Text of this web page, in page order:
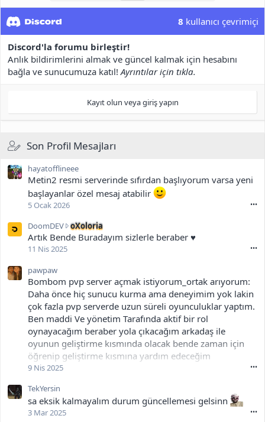
8 kullanıcı çevrimiçi
Discord'la forumu birleştir!
Anlık bildirimlerini almak ve güncel kalmak için hesabını
bağla ve sunucumuza katıl! Ayrıntılar için tıkla.
Kayıt olun veya giriş yapın
Son Profil Mesajları
hayatofflineee
Metin2 resmi serverinde sıfırdan başlıyorum varsa yeni
başlayanlar özel mesaj atabilir
5 Ocak 2026 •••
DoomDEV oXoloriaD
o
E
,
o
X
o
o
d
Artık Bende Buradayım sizlerle beraber ♥
11 Nis 2025 •••
pawpaw
Bombom pvp server açmak istiyorum_ortak arıyorum:
Daha önce hiç sunucu kurma ama deneyimim yok lakin
çok fazla pvp serverde uzun süreli oyunculuklar yaptım.
Ben maddi Ve yönetim Tarafında aktif bir rol
oynayacağım beraber yola çıkacağım arkadaş ile
oyunun geliştirme kısmında olacak bende zaman için
öğrenip geliştirme kısmına yardım edeceğim
9 Nis 2025 •••
TekYersin
sa eksik kalmayalım durum güncellemesi gelsinn
3 Mar 2025 •••